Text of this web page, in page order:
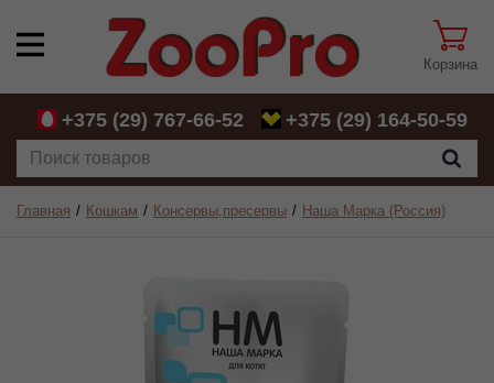
Корзина
+375 (29) 767-66-52 +375 (29) 164-50-59
Главная Кошкам Консервы,пресервы Наша Марка (Россия)